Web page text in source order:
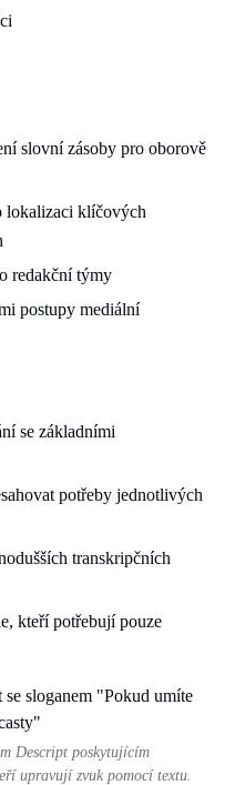
slovní zásoby pro oborově
lokalizaci klíčových
redakční týmy
postupy mediální
se základními
potřeby jednotlivých
transkripčních
kteří potřebují pouze
Descript poskytujícím
upravují zvuk pomocí textu.